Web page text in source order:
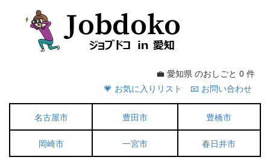
💼 愛知県 のおしごと 0 件
💗 お気に入りリスト
📧 お問い合わせ
名古屋市 豊田市 豊橋市
岡崎市 一宮市 春日井市